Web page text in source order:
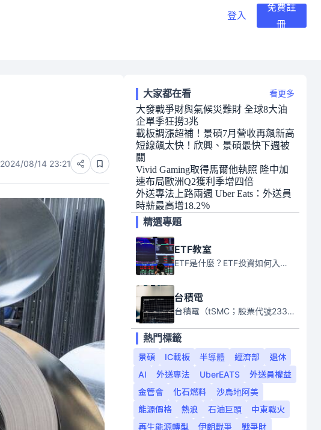
登入
免費註
冊
2024/08/14 23:21
大家都在看 看更多
大發戰爭財與氣候災難財 全球8大油
企單季狂撈3兆
載板調漲超補！景碩7月營收再飆新高
短線飆太快！欣興、景碩最快下週被
關
Vivid Gaming取得馬爾他執照 隆中加
速布局歐洲Q2獲利季增四倍
外送專法上路兩週 Uber Eats：外送員
時薪最高增18.2％
精選專題
ETF教室
ETF是什麼？ETF投資如何入門？本系列專題文章將會告訴你新手必須知道的ETF基礎知識。
台積電
台積電（tSMC；股票代號2330）是全球領先的半導體代工公司，成立於1987年，總部位於台灣新竹。且已於美國、日本、德國及中國設廠，台積電是全球首家專業積體電路製造服務公司，也是全球最先進和最大規模的半導體代工廠。
熱門標籤
景碩
IC載板 半導體 經濟部
退休
AI
外送專法 UberEATS
外送員權益
金管會
化石燃料
沙烏地阿美
能源價格
熱浪 石油巨頭
中東戰火
再生能源轉型
伊朗戰爭
戰爭財